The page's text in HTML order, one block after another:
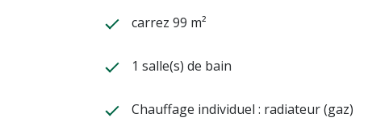
carrez 99 m²
1 salle(s) de bain
Chauffage individuel : radiateur (gaz)